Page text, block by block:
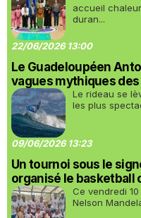
accueil
duran...
22/06/2026 13:00
Le Guadeloupéen
vagues mythiques des
Le rideau se
les plus
09/06/2026 13:23
Un tournoi sous le
organisé le basketball
Ce vendredi
Nelson